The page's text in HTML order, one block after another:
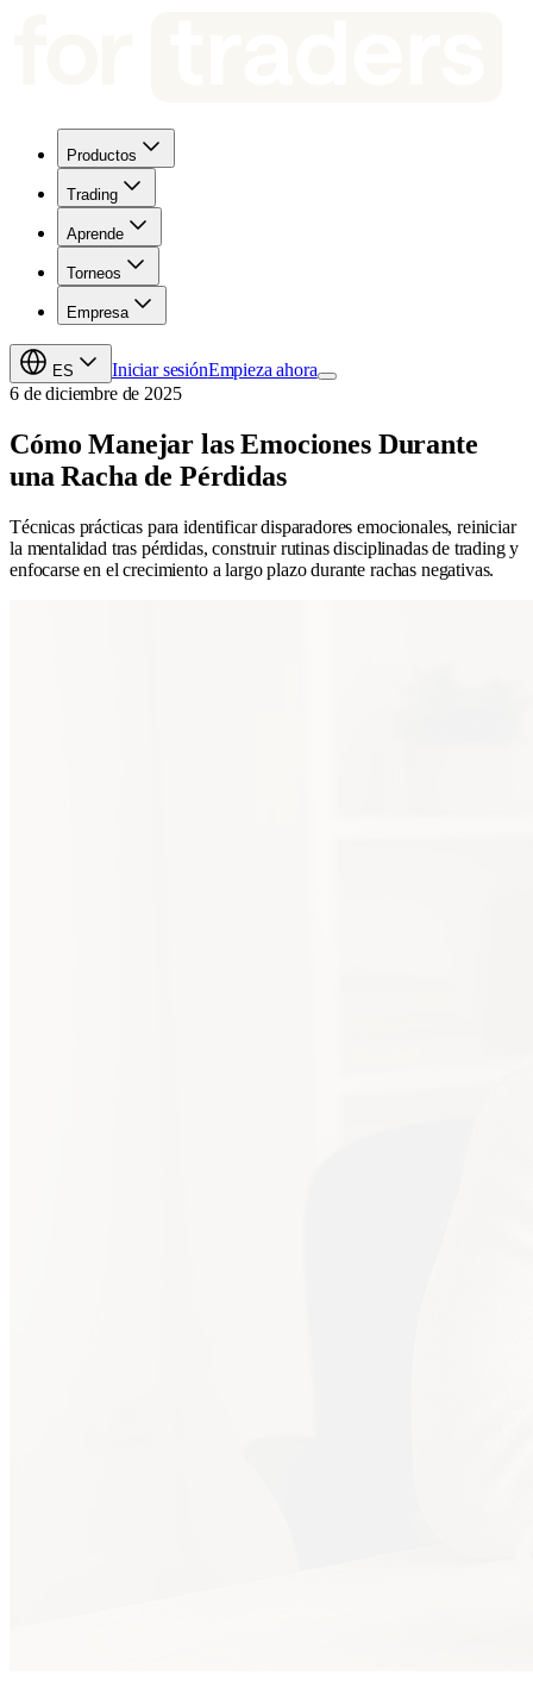
Productos
Trading
Aprende
Torneos
Empresa
ES Iniciar sesiónEmpieza ahora
6 de diciembre de 2025
Cómo Manejar las Emociones Durante
una Racha de Pérdidas
Técnicas prácticas para identificar disparadores emocionales, reiniciar
la mentalidad tras pérdidas, construir rutinas disciplinadas de trading y
enfocarse en el crecimiento a largo plazo durante rachas negativas.